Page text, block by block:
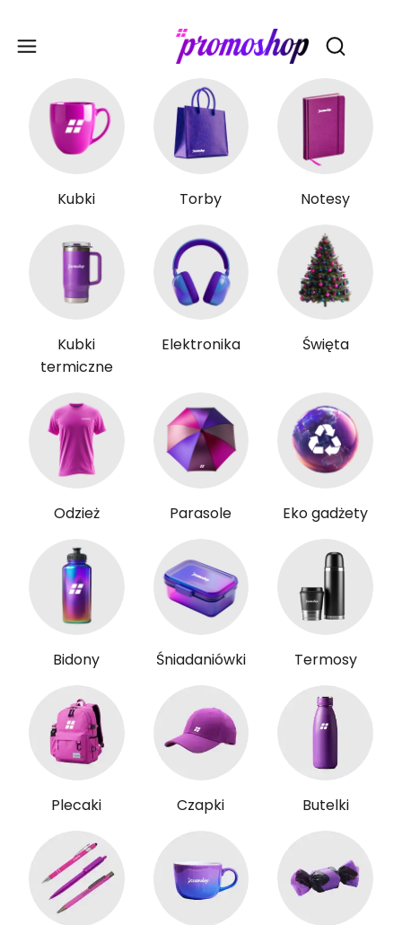
Otwórz
Kubki Torby Notesy
Kubki
termiczne
Elektronika Święta
Odzież Parasole Eko gadżety
Bidony Śniadaniówki Termosy
Plecaki Czapki Butelki